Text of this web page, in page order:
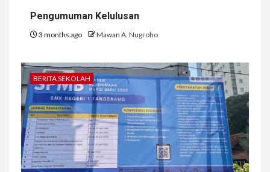
Pengumuman Kelulusan
3 months ago Mawan A. Nugroho
BERITA SEKOLAH